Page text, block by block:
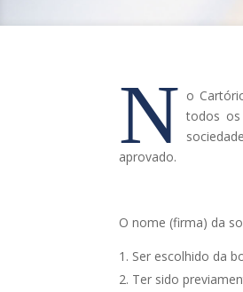
N o
todos os
aprovado.
O nome (firma) da
Ser escolhido da
Ter sido